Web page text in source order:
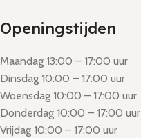
Openingstijden
Maandag 13:00 – 17:00 uur
Dinsdag 10:00 – 17:00 uur
Woensdag 10:00 – 17:00 uur
Donderdag 10:00 – 17:00 uur
Vrijdag 10:00 – 17:00 uur